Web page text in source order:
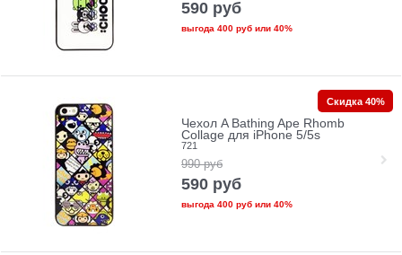
590 руб
выгода 400 рубили 40%
Чехол A Bathing Ape Rhomb
Collage для iPhone 5/5s
721
990 руб
590 руб
выгода 400 рубили 40%
Скидка 40%